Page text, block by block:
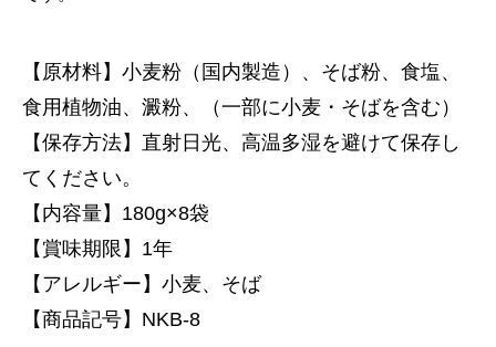
【原材料】小麦粉（国内製造）、そば粉、食塩、
食用植物油、澱粉、（一部に小麦・そばを含む）
【保存方法】直射日光、高温多湿を避けて保存し
てください。
【内容量】180g×8袋
【賞味期限】1年
【アレルギー】小麦、そば
【商品記号】NKB-8